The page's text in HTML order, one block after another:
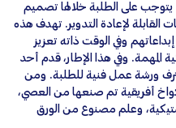
يتوجب على الطلبة خلالها تصميم
القابلة لإعادة التدوير. تهدف هذه
وفي الوقت ذاته تعزيز
المهمة. وفي هذا الإطار، قدم أحد
ورشة عمل فنية للطلبة. ومن
أفريقية تم صنعها من العصي،
وعلم مصنوع من الورق